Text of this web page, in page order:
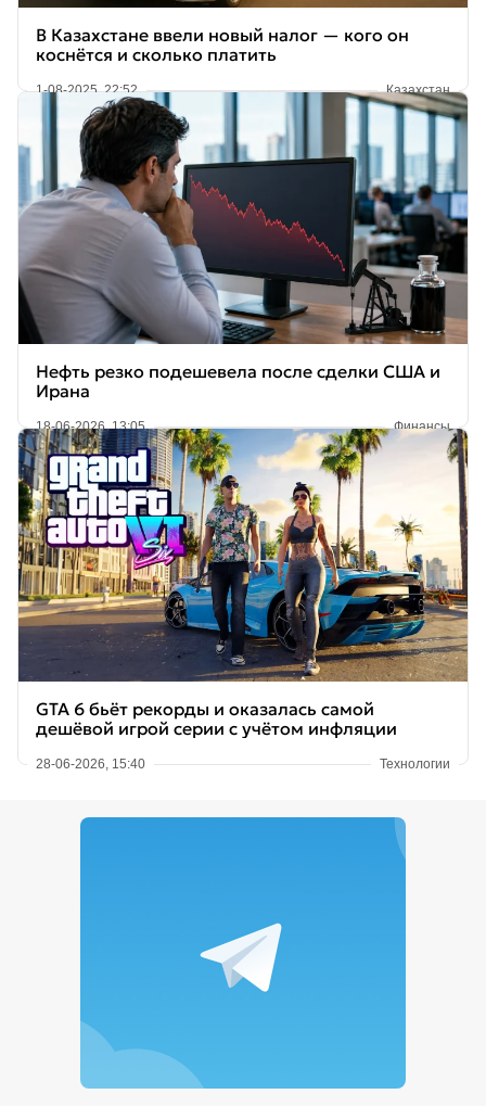
В Казахстане ввели новый налог — кого он
коснётся и сколько платить
1-08-2025, 22:52 Казахстан
Нефть резко подешевела после сделки США и
Ирана
18-06-2026, 13:05 Финансы
GTA 6 бьёт рекорды и оказалась самой
дешёвой игрой серии с учётом инфляции
28-06-2026, 15:40 Технологии